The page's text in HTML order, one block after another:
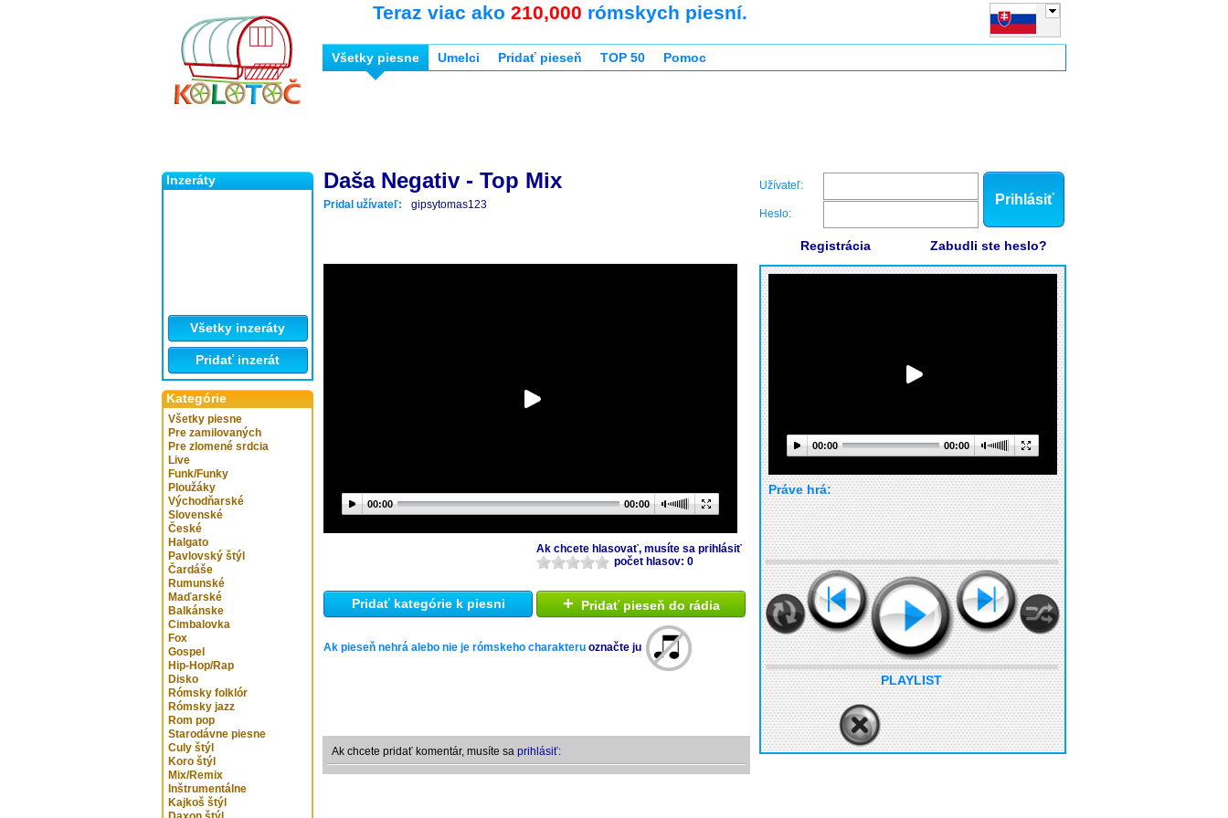
Inzeráty
Všetky inzeráty
Pridať inzerát
Kategórie
Všetky piesne
Pre zamilovaných
Pre zlomené srdcia
Live
Funk/Funky
Ploužáky
Východňarské
Slovenské
České
Halgato
Pavlovský štýl
Čardáše
Rumunské
Maďarské
Balkánske
Cimbalovka
Fox
Gospel
Hip-Hop/Rap
Disko
Rómsky folklór
Rómsky jazz
Rom pop
Starodávne piesne
Culy štýl
Koro štýl
Mix/Remix
Inštrumentálne
Kajkoš štýl
Teraz viac ako 210,000 rómskych piesní.
Všetky piesne Umelci Pridať pieseň TOP 50 Pomoc
Daša Negativ - Top Mix
Pridal užívateľ: gipsytomas123
00:00 00:00
Ak chcete hlasovať, musíte sa prihlásiť
počet hlasov: 0
Pridať kategórie k piesni + Pridať pieseň do rádia
Ak pieseň nehrá alebo nie je rómskeho charakteru označte ju
Ak chcete pridať komentár, musíte sa prihlásiť:
Užívateľ:
Heslo:
Prihlásiť
Registrácia Zabudli ste heslo?
00:00 00:00
Práve hrá:
PLAYLIST